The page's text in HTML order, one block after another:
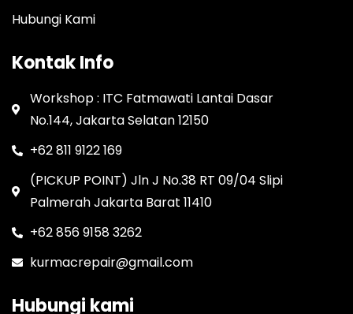
Hubungi Kami
Kontak Info
Workshop : ITC Fatmawati Lantai Dasar
No.144, Jakarta Selatan 12150
+62 811 9122 169
(PICKUP POINT) Jln J No.38 RT 09/04 Slipi
Palmerah Jakarta Barat 11410
+62 856 9158 3262
kurmacrepair@gmail.com
Hubungi kami